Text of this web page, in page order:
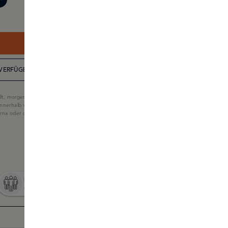
IN DER BOUTIQUE
morgen geliefert
von 60 Tagen
oder der Skins-Geschenkkarte.